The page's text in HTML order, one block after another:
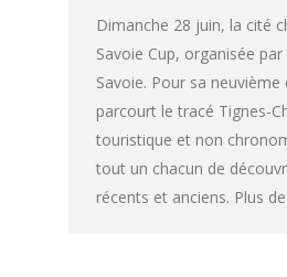
Dimanche 28 juin, la cité
Savoie Cup, organisée
Savoie. Pour sa
parcourt le tracé Tignes-
touristique et non
tout un chacun de
récents et anciens. Plus